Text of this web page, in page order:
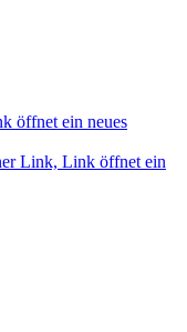
öffnet ein neues
Link, Link öffnet ein